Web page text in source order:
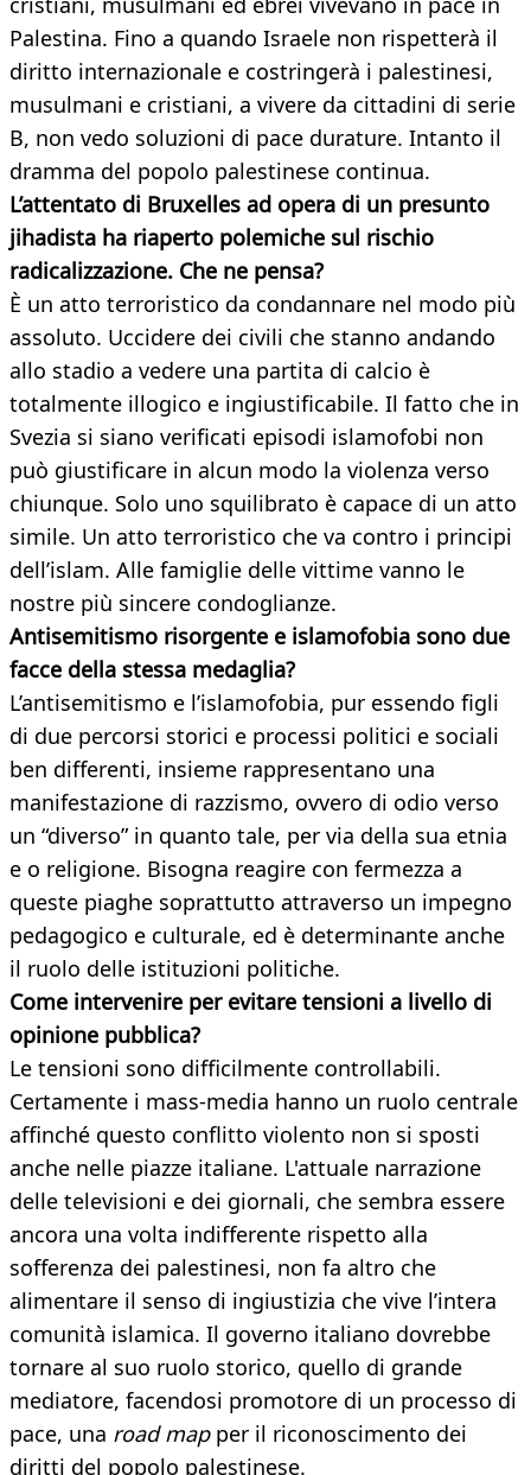
Palestina. Fino a quando Israele non rispetterà il
diritto internazionale e costringerà i palestinesi,
musulmani e cristiani, a vivere da cittadini di serie
B, non vedo soluzioni di pace durature. Intanto il
dramma del popolo palestinese continua.
L’attentato di Bruxelles ad opera di un presunto
jihadista ha riaperto polemiche sul rischio
radicalizzazione. Che ne pensa?
È un atto terroristico da condannare nel modo più
assoluto. Uccidere dei civili che stanno andando
allo stadio a vedere una partita di calcio è
totalmente illogico e ingiustificabile. Il fatto che in
Svezia si siano verificati episodi islamofobi non
può giustificare in alcun modo la violenza verso
chiunque. Solo uno squilibrato è capace di un atto
simile. Un atto terroristico che va contro i principi
dell’islam. Alle famiglie delle vittime vanno le
nostre più sincere condoglianze.
Antisemitismo risorgente e islamofobia sono due
facce della stessa medaglia?
L’antisemitismo e l’islamofobia, pur essendo figli
di due percorsi storici e processi politici e sociali
ben differenti, insieme rappresentano una
manifestazione di razzismo, ovvero di odio verso
un “diverso” in quanto tale, per via della sua etnia
e o religione. Bisogna reagire con fermezza a
queste piaghe soprattutto attraverso un impegno
pedagogico e culturale, ed è determinante anche
il ruolo delle istituzioni politiche.
Come intervenire per evitare tensioni a livello di
opinione pubblica?
Le tensioni sono difficilmente controllabili.
Certamente i mass-media hanno un ruolo centrale
affinché questo conflitto violento non si sposti
anche nelle piazze italiane. L'attuale narrazione
delle televisioni e dei giornali, che sembra essere
ancora una volta indifferente rispetto alla
sofferenza dei palestinesi, non fa altro che
alimentare il senso di ingiustizia che vive l’intera
comunità islamica. Il governo italiano dovrebbe
tornare al suo ruolo storico, quello di grande
mediatore, facendosi promotore di un processo di
pace, una road mapper il riconoscimento dei
diritti del popolo palestinese.